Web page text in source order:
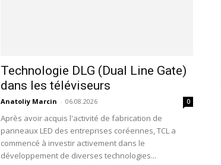
Technologie DLG (Dual Line Gate)
dans les téléviseurs
Anatoliy Marcin - 06.08.2026 0
Après avoir acquis l'activité de fabrication de
panneaux LED des entreprises coréennes, TCL a
commencé à investir activement dans le
développement de diverses technologies...